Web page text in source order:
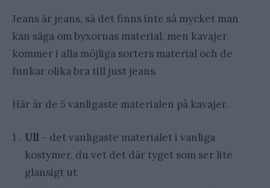
Jeans är jeans, så det finns inte så mycket man
kan säga om byxornas material, men kavajer
kommer i alla möjliga sorters material och de
funkar olika bra till just jeans.
Här är de 5 vanligaste materialen på kavajer.
Ull– det vanligaste materialet i vanliga
kostymer, du vet det där tyget som ser lite
glansigt ut